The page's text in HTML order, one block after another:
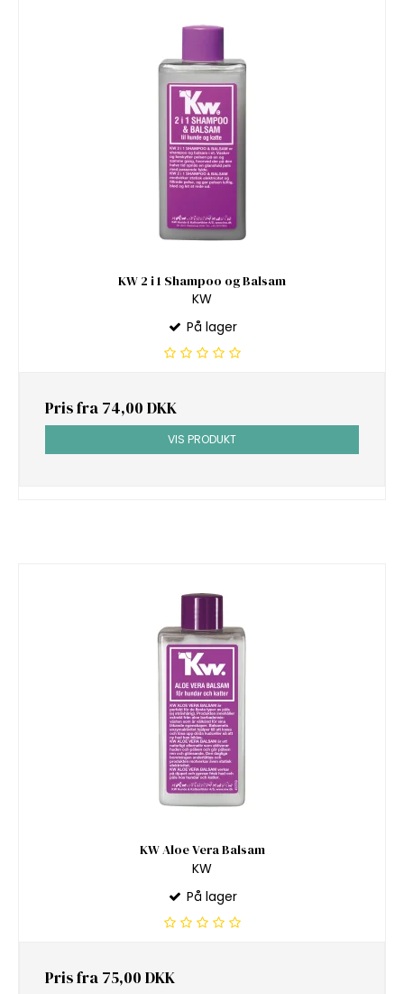
KW 2 i 1 Shampoo og Balsam
KW
På lager
Pris fra 74,00 DKK
VIS PRODUKT
KW Aloe Vera Balsam
KW
På lager
Pris fra 75,00 DKK